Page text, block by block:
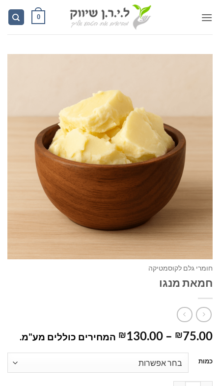
0
חומרי גלם לקוסמטיקה
חמאת מנגו
₪75.00
–
₪130.00
טווח
עד
המחירים כוללים מע"מ.
כמות